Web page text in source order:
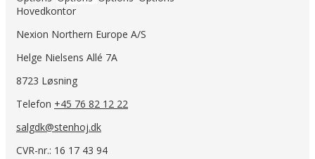
Hovedkontor
Nexion Northern Europe A/S
Helge Nielsens Allé 7A
8723 Løsning
Telefon +45 76 82 12 22
salgdk@stenhoj.dk
CVR-nr.: 16 17 43 94